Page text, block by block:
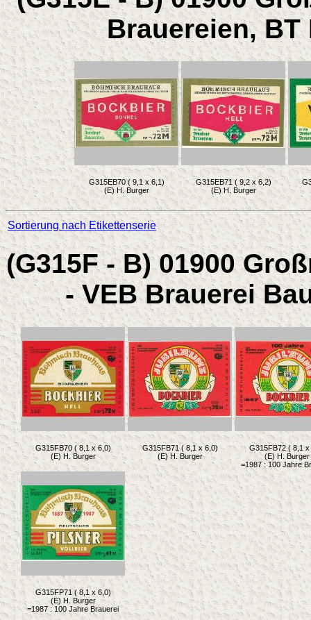
Brauereien,
G315EB70 ( 9,1 x 6,1)
(E) H. Burger
G315EB71 ( 9,2 x 6,2)
(E) H. Burger
Sortierung nach Etikettenserie
(G315F - B) 01900
- VEB Brauerei
G315FB70 ( 8,1 x 6,0)
(E) H. Burger
G315FB71 ( 8,1 x 6,0)
(E) H. Burger
G315FB72 ( 8,1 x
(E) H. Burger
=1987 : 100 Jahre
G315FP71 ( 8,1 x 6,0)
(E) H. Burger
=1987 : 100 Jahre Brauerei